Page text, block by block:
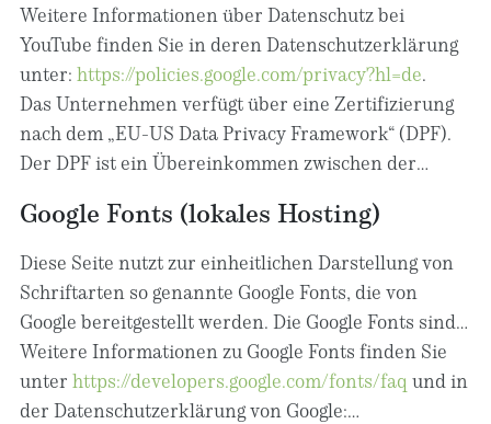
Storage Elemente im Browser des Users gespeichert,
die ähnlich wie Cookies personenbezogene Daten
beinhalten und zur Wiedererkennung eingesetzt
werden können. Details zum erweiterten
Datenschutzmodus finden Sie hier:
https://support.google.com/youtube/answer/171780
Sinne von Art. 6 Abs. 1 lit. f DSGVO dar. Sofern eine
entsprechende Einwilligung abgefragt wurde, erfolgt
die Verarbeitung ausschließlich auf Grundlage von
Art. 6 Abs. 1 lit. a DSGVO und § 25 Abs. 1 TDDDG,
soweit die Einwilligung die Speicherung von Cookies
oder den Zugriff auf Informationen im Endgerät des
TDDDG umfasst. Die Einwilligung ist jederzeit
widerrufbar.
Weitere Informationen über Datenschutz bei
YouTube finden Sie in deren Datenschutzerklärung
unter: https://policies.google.com/privacy?hl=de.
Das Unternehmen verfügt über eine Zertifizierung
nach dem „EU-US Data Privacy Framework“ (DPF).
Der DPF ist ein Übereinkommen zwischen der
Einhaltung europäischer Datenschutzstandards bei
Datenverarbeitungen in den USA gewährleisten soll.
Jedes nach dem DPF zertifizierte Unternehmen
verpflichtet sich, diese Datenschutzstandards
einzuhalten. Weitere Informationen hierzu erhalten
Sie vom Anbieter unter folgendem Link:
https://www.dataprivacyframework.gov/participant/
Google Fonts (lokales Hosting)
Diese Seite nutzt zur einheitlichen Darstellung von
Schriftarten so genannte Google Fonts, die von
Google bereitgestellt werden. Die Google Fonts sind
lokal installiert. Eine Verbindung zu Servern von
Google findet dabei nicht statt.
Weitere Informationen zu Google Fonts finden Sie
unter https://developers.google.com/fonts/faq und in
der Datenschutzerklärung von Google: